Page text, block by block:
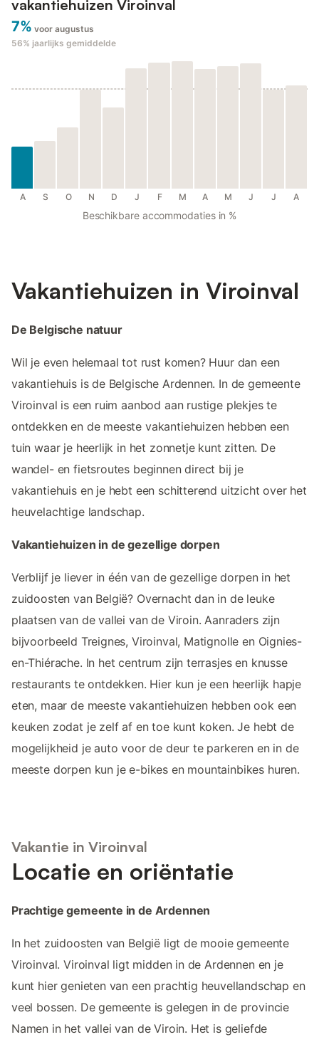
vakantiehuizen Viroinval
7% voor augustus
56% jaarlijks gemiddelde
A S O N D J F M A M J J A
Beschikbare accommodaties in %
Vakantiehuizen in Viroinval
De Belgische natuur
Wil je even helemaal tot rust komen? Huur dan een
vakantiehuis is de Belgische Ardennen. In de gemeente
Viroinval is een ruim aanbod aan rustige plekjes te
ontdekken en de meeste vakantiehuizen hebben een
tuin waar je heerlijk in het zonnetje kunt zitten. De
wandel- en fietsroutes beginnen direct bij je
vakantiehuis en je hebt een schitterend uitzicht over het
heuvelachtige landschap.
Vakantiehuizen in de gezellige dorpen
Verblijf je liever in één van de gezellige dorpen in het
zuidoosten van België? Overnacht dan in de leuke
plaatsen van de vallei van de Viroin. Aanraders zijn
bijvoorbeeld Treignes, Viroinval, Matignolle en Oignies-
en-Thiérache. In het centrum zijn terrasjes en knusse
restaurants te ontdekken. Hier kun je een heerlijk hapje
eten, maar de meeste vakantiehuizen hebben ook een
keuken zodat je zelf af en toe kunt koken. Je hebt de
mogelijkheid je auto voor de deur te parkeren en in de
meeste dorpen kun je e-bikes en mountainbikes huren.
Vakantie in Viroinval
Locatie en oriëntatie
Prachtige gemeente in de Ardennen
In het zuidoosten van België ligt de mooie gemeente
Viroinval. Viroinval ligt midden in de Ardennen en je
kunt hier genieten van een prachtig heuvellandschap en
veel bossen. De gemeente is gelegen in de provincie
Namen in het vallei van de Viroin. Het is geliefde